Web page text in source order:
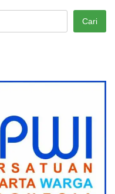
Cari